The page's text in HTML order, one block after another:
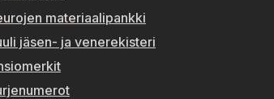
materiaalipankki
jäsen- ja venerekisteri